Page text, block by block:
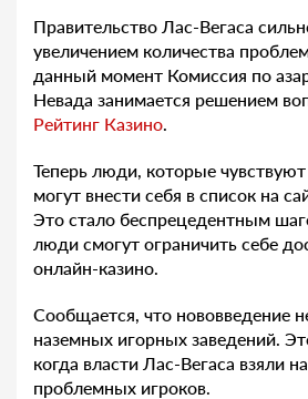
Правительство Лас-Вегаса
увеличением количества
данный момент Комиссия по
Невада занимается решением
Рейтинг Казино
Теперь люди, которые чувствуют
могут внести себя в список на
Это стало беспрецедентным
люди смогут ограничить себе
онлайн-казино.
Сообщается, что нововведение
наземных игорных заведений.
когда власти Лас-Вегаса взяли
проблемных игроков.